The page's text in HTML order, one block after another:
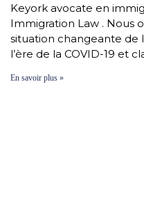
Keyork avocate en
Immigration Law . Nous
situation changeante de
l’ère de la COVID-19 et
En savoir plus »